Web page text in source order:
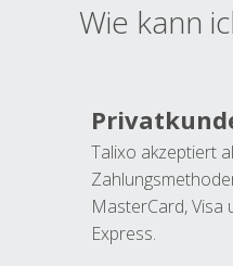
Wie kann
Talixo akzeptiert
MasterCard, Visa
Express.